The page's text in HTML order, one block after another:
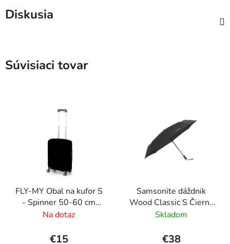
Diskusia
Súvisiaci tovar
FLY-MY Obal na kufor S
- Spinner 50-60 cm
Čierny
Na dotaz
€15
Samsonite dáždnik
Wood Classic S Čierny
skladací vystreľovací s
27cm/97cm
Skladom
€38